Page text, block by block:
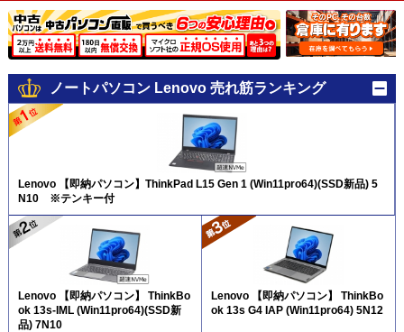
ノートパソコン Lenovo 売れ筋ランキング
Lenovo 【即納パソコン】ThinkPad L15 Gen 1 (Win11pro64)(SSD新品) 5
N10 ※テンキー付
Lenovo 【即納パソコン】 ThinkBo
ok 13s-IML (Win11pro64)(SSD新
品) 7N10
Lenovo 【即納パソコン】 ThinkBo
ok 13s G4 IAP (Win11pro64) 5N12